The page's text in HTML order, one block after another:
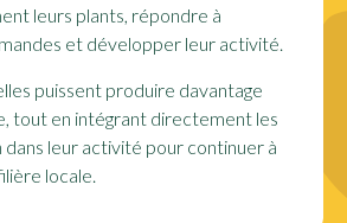
leurs plants, répondre à
et développer leur activité.
puissent produire davantage
tout en intégrant directement les
dans leur activité pour continuer à
locale.